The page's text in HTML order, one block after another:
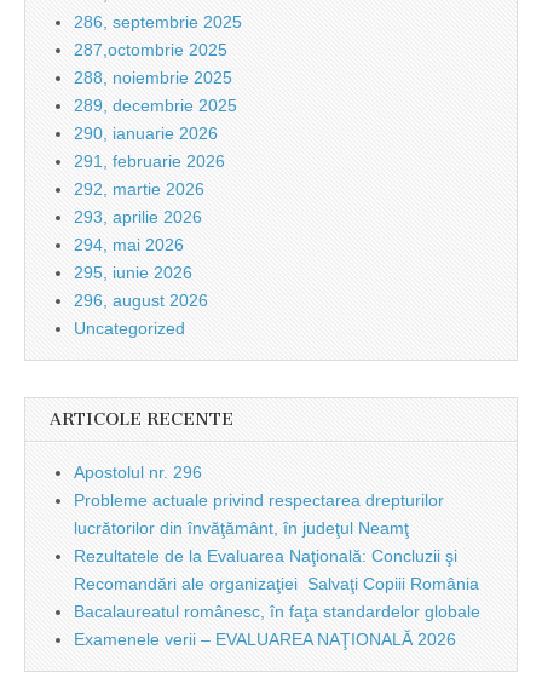
286, septembrie 2025
287,octombrie 2025
288, noiembrie 2025
289, decembrie 2025
290, ianuarie 2026
291, februarie 2026
292, martie 2026
293, aprilie 2026
294, mai 2026
295, iunie 2026
296, august 2026
Uncategorized
ARTICOLE RECENTE
Apostolul nr. 296
Probleme actuale privind respectarea drepturilor
lucrătorilor din învăţământ, în judeţul Neamţ
Rezultatele de la Evaluarea Naţională: Concluzii şi
Recomandări ale organizaţiei Salvaţi Copiii România
Bacalaureatul românesc, în faţa standardelor globale
Examenele verii – EVALUAREA NAŢIONALĂ 2026